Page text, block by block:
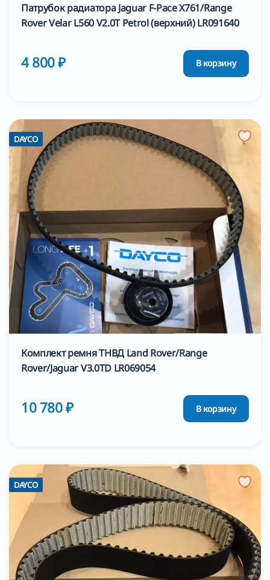
Патрубок радиатора Jaguar F-Pace X761/Range
Rover Velar L560 V2.0T Petrol (верхний) LR091640
4 800 ₽ В корзину
DAYCO
Комплект ремня ТНВД Land Rover/Range
Rover/Jaguar V3.0TD LR069054
10 780 ₽ В корзину
DAYCO